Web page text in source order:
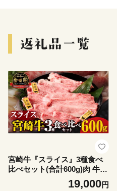
宮崎牛『スライス』3種食べ
比べセット(合計600g)肉 牛
牛肉 おかず 国産_T009-038
19,000円